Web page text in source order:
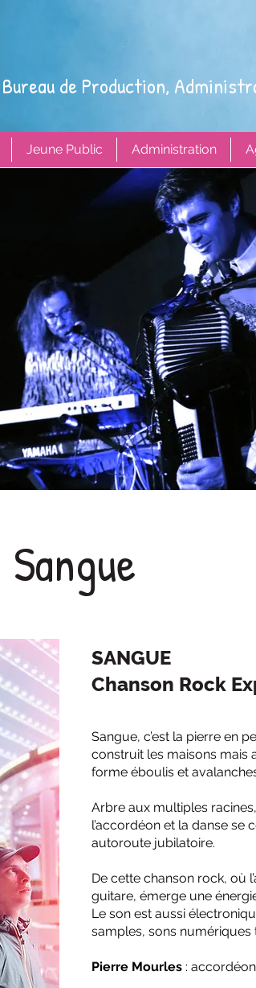
Bureau de Production,
Jeune Public Administration
Sangue
SANGUE
Chanson Rock
Sangue, c’est la pierre en
construit les maisons mais
forme éboulis et
Arbre aux multiples
l’accordéon et la danse se
autoroute jubilatoire.
De cette chanson rock, où
guitare, émerge une
Le son est aussi
samples, sons numériques
Pierre Mourles :